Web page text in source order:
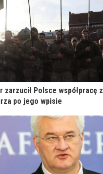
Polsce współpracę z
po jego wpisie